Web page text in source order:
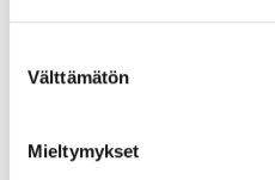
valinta
Välttämätön
Mieltymykset
kpl